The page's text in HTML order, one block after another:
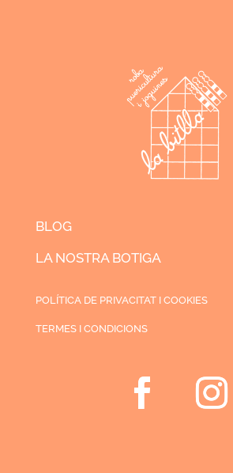
BLOG
LA NOSTRA BOTIGA
POLÍTICA DE PRIVACITAT I COOKIES
TERMES I CONDICIONS